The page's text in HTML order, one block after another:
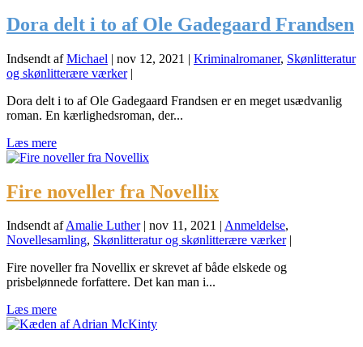
Dora delt i to af Ole Gadegaard Frandsen
Indsendt afMichael | nov 12, 2021 | Kriminalromaner, Skønlitteratur
og skønlitterære værker|
Dora delt i to af Ole Gadegaard Frandsen er en meget usædvanlig
roman. En kærlighedsroman, der...
Læs mere
Fire noveller fra Novellix
Indsendt afAmalie Luther| nov 11, 2021 | Anmeldelse,
Novellesamling, Skønlitteratur og skønlitterære værker|
Fire noveller fra Novellix er skrevet af både elskede og
prisbelønnede forfattere. Det kan man i...
Læs mere